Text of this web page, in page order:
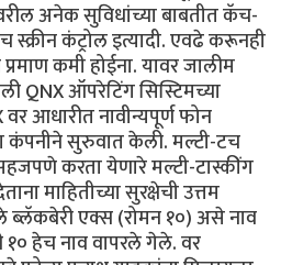
अनेक सुविधांच्या बाबतीत कॅच-
कंट्रोल इत्यादी. एवढे करूनही
कमी होईना. यावर जालीम
QNX ऑपरेटिंग सिस्टिमच्या
आधारीत नावीन्यपूर्ण फोन
कंपनीने सुरुवात केली. मल्टी-टच
करता येणारे मल्टी-टास्कींग
माहितीच्या सुरक्षेची उत्तम
ब्लॅकबेरी एक्स (रोमन १०) असे नाव
१० हेच नाव वापरले गेले. वर